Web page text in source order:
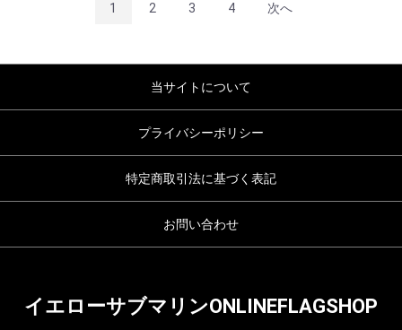
1 2 3 4 次へ
当サイトについて
プライバシーポリシー
特定商取引法に基づく表記
お問い合わせ
イエローサブマリンONLINEFLAGSHOP